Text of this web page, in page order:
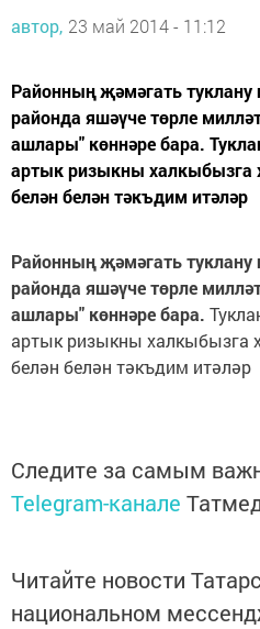
автор, 23 май 2014 - 11:12
Районның җәмәгать туклану
районда яшәүче төрле
ашлары" көннәре бара.
артык ризыкны халкыбызга
белән белән тәкъдим итәләр
Районның җәмәгать туклану
районда яшәүче төрле
ашлары" көннәре бара.
артык ризыкны халкыбызга
белән белән тәкъдим итәләр
Следите за самым
Telegram-канале
Читайте новости
национальном